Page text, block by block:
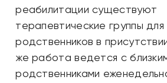
реабилитации существуют
терапевтические группы
родственников в
же работа ведется с
родственниками